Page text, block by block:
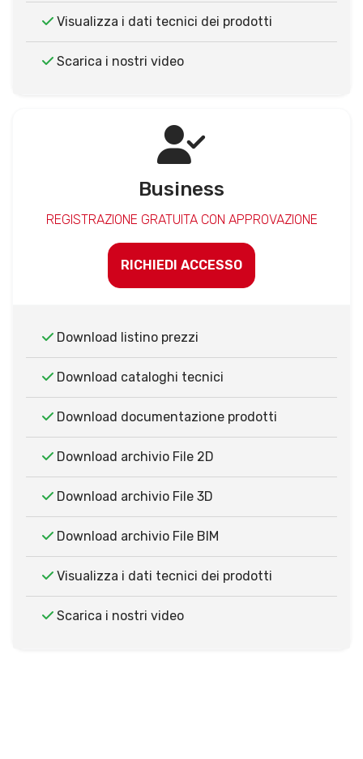
Visualizza i dati tecnici dei prodotti
Scarica i nostri video
Business
REGISTRAZIONE GRATUITA CON APPROVAZIONE
RICHIEDI ACCESSO
Download listino prezzi
Download cataloghi tecnici
Download documentazione prodotti
Download archivio File 2D
Download archivio File 3D
Download archivio File BIM
Visualizza i dati tecnici dei prodotti
Scarica i nostri video